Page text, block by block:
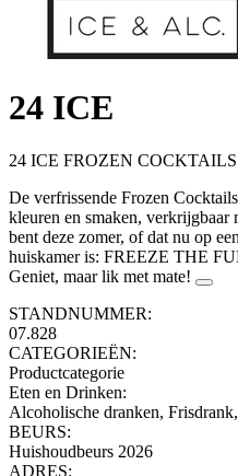
24 ICE
24 ICE FROZEN COCKTAILS
De verfrissende Frozen
kleuren en smaken,
bent deze zomer, of dat nu op
huiskamer is: FREEZE THE
Geniet, maar lik met mate!
STANDNUMMER:
07.828
CATEGORIEËN:
Productcategorie
Eten en Drinken:
Alcoholische dranken,
BEURS:
Huishoudbeurs 2026
ADRES: